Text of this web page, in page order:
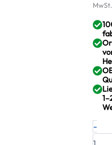
MwSt.
-Neuer